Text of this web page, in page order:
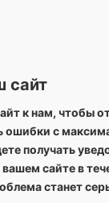
сайт
к нам, чтобы
ошибки с
получать
вашем сайте в
станет